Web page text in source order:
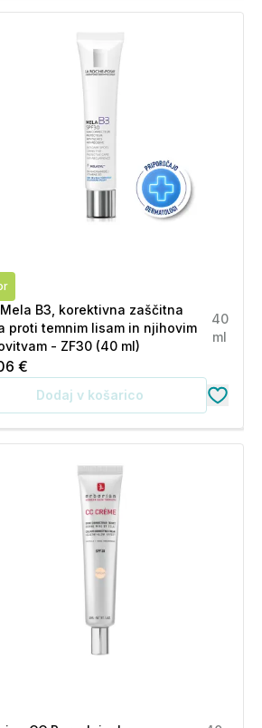
Mela B3, korektivna zaščitna
proti temnim lisam in njihovim
- ZF30 (40 ml)
40
ml
€
Dodaj v košarico